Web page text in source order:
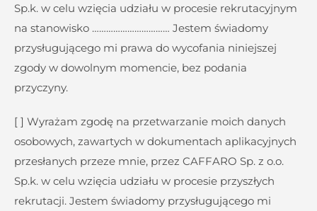
Sp.k. w celu wzięcia udziału w procesie rekrutacyjnym
na stanowisko …………………………… Jestem świadomy
przysługującego mi prawa do wycofania niniejszej
zgody w dowolnym momencie, bez podania
przyczyny.
[ ] Wyrażam zgodę na przetwarzanie moich danych
osobowych, zawartych w dokumentach aplikacyjnych
przesłanych przeze mnie, przez CAFFARO Sp. z o.o.
Sp.k. w celu wzięcia udziału w procesie przyszłych
rekrutacji. Jestem świadomy przysługującego mi